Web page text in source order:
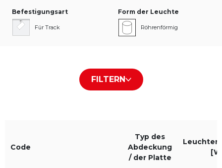
Befestigungsart
Für Track
Form der Leuchte
Röhrenförmig
Typ des Abdeckung / der
Farbe des Gehäuses
Weiß RAL9016
Grau RAL9006
FILTERN
Code
Typ des
Abdeckung
/ der Platte